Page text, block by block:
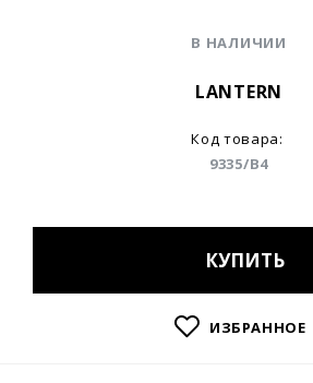
В НАЛИЧИИ
LANTERN
Код товара:
9335/B4
КУПИТЬ
ИЗБРАННОЕ